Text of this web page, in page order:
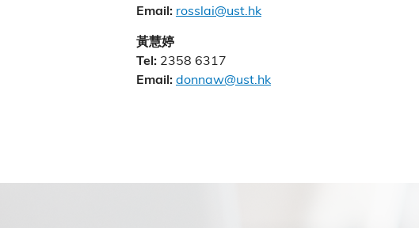
Email: rosslai@ust.hk
黃慧婷
Tel: 2358 6317
Email: donnaw@ust.hk